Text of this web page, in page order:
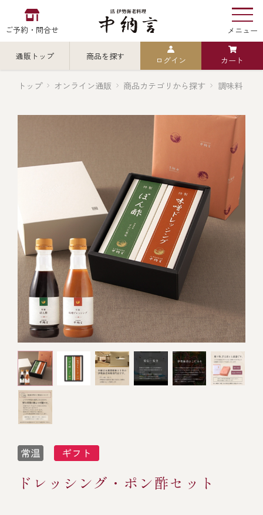
ご予約・問合せ メニュー
中納言の お食い初め
ご結婚式 1.5次会・
二次会
レストラン
オンライン通販
(造り/焼物/蒸し/ボイル伊勢海老)
(ごちそう重/誕生日重/還暦重/お食い初め重)
(生おせち/おせち冷凍)
弁当宅配・仕出し
鉄板焼 ひかり
製薬会社・MR
企業情報
プライバシーポリシー
サイトマップ
取引先エントリー
通販トップ 商品を探す
全ての商品を見る
伊勢海老
全ての商品を見る
お造り（お刺身）
焼物
蒸し
ボイル伊勢海老
ごちそう重
全ての商品を見る
ごちそう重
還暦重
誕生日重
お食い初め重
おせち
全ての商品を見る
生おせち
おせち冷凍
海鮮鍋
海鮮ＢＢＱ
調味料
お味噌汁
レストラン商品
ログイン カート
トップ オンライン通販 商品カテゴリから探す 調味料
ドレッシング・ポン酢セット